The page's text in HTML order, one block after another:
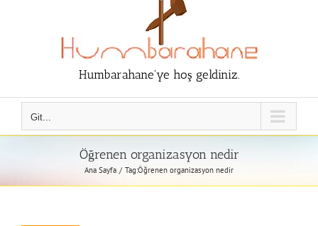
Humbarahane'ye hoş geldiniz.
Git...
Öğrenen organizasyon nedir
Ana Sayfa Tag:Öğrenen organizasyon nedir